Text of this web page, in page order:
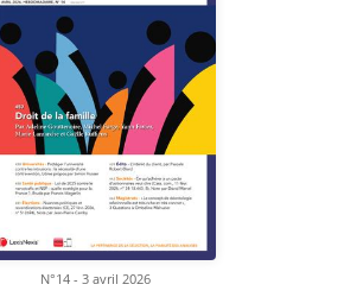
N°14 - 3 avril 2026